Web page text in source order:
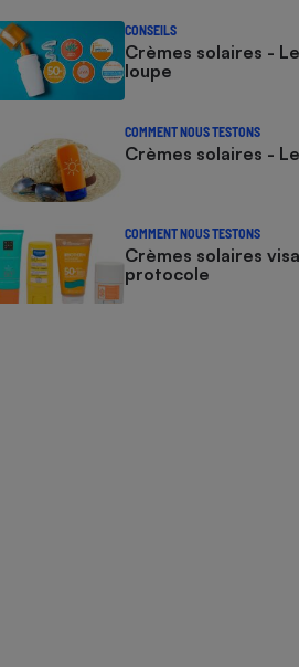
CONSEILS
Crèmes solaires -
loupe
COMMENT NOUS TESTONS
Crèmes solaires -
COMMENT NOUS TESTONS
Crèmes solaires
protocole